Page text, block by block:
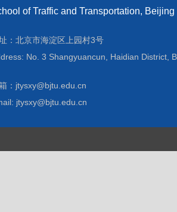
of Traffic and Transportation,
：北京市海淀区上园村3号
No. 3 Shangyuancun, Haidian District,
：jtysxy@bjtu.edu.cn
jtysxy@bjtu.edu.cn